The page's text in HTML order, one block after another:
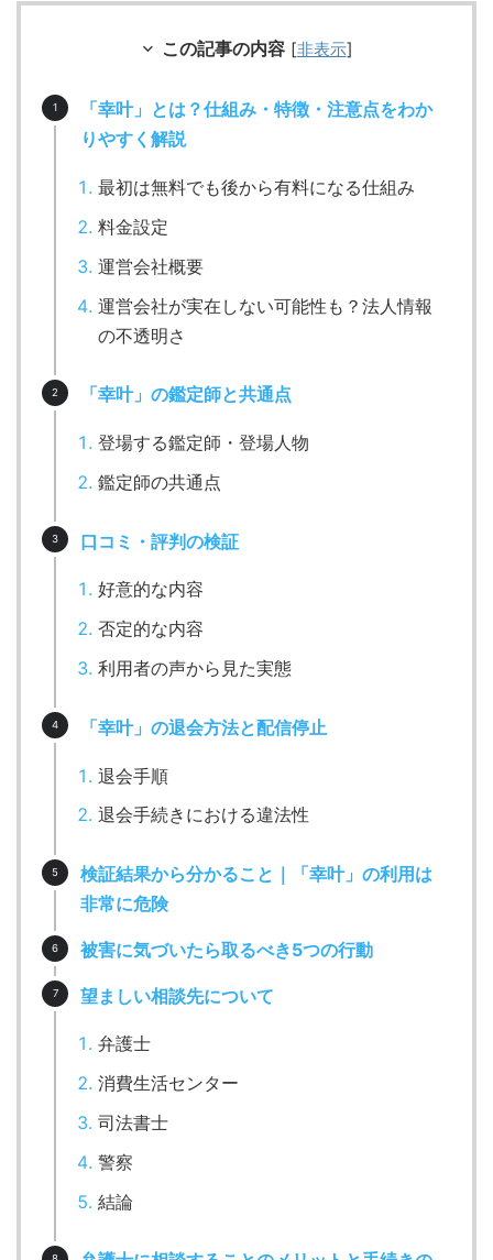
この記事の内容 [非表示]
「幸叶」とは？仕組み・特徴・注意点をわか
りやすく解説
最初は無料でも後から有料になる仕組み
料金設定
運営会社概要
運営会社が実在しない可能性も？法人情報
の不透明さ
「幸叶」の鑑定師と共通点
登場する鑑定師・登場人物
鑑定師の共通点
口コミ・評判の検証
好意的な内容
否定的な内容
利用者の声から見た実態
「幸叶」の退会方法と配信停止
退会手順
退会手続きにおける違法性
検証結果から分かること｜「幸叶」の利用は
非常に危険
被害に気づいたら取るべき5つの行動
望ましい相談先について
弁護士
消費生活センター
司法書士
警察
結論